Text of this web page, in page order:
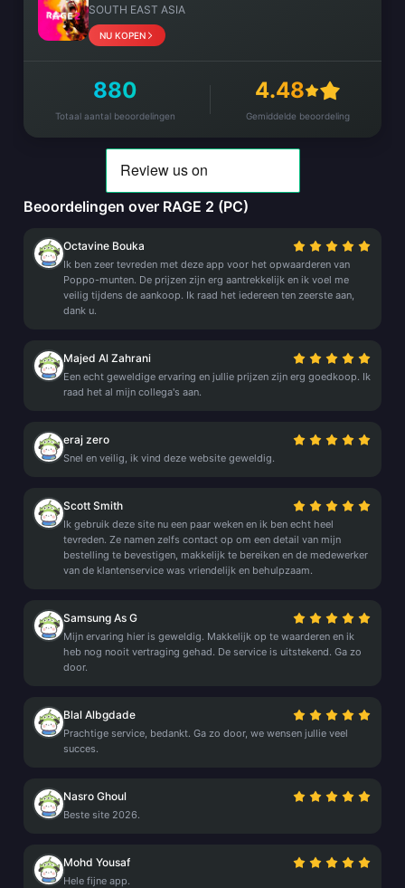
SOUTH EAST ASIA
NU KOPEN
880
Totaal aantal beoordelingen
4.48
Gemiddelde beoordeling
Beoordelingen over RAGE 2 (PC)
Octavine Bouka
Ik ben zeer tevreden met deze app voor het opwaarderen van
Poppo-munten. De prijzen zijn erg aantrekkelijk en ik voel me
veilig tijdens de aankoop. Ik raad het iedereen ten zeerste aan,
dank u.
Majed Al Zahrani
Een echt geweldige ervaring en jullie prijzen zijn erg goedkoop. Ik
raad het al mijn collega's aan.
eraj zero
Snel en veilig, ik vind deze website geweldig.
Scott Smith
Ik gebruik deze site nu een paar weken en ik ben echt heel
tevreden. Ze namen zelfs contact op om een detail van mijn
bestelling te bevestigen, makkelijk te bereiken en de medewerker
van de klantenservice was vriendelijk en behulpzaam.
Samsung As G
Mijn ervaring hier is geweldig. Makkelijk op te waarderen en ik
heb nog nooit vertraging gehad. De service is uitstekend. Ga zo
door.
Blal Albgdade
Prachtige service, bedankt. Ga zo door, we wensen jullie veel
succes.
Nasro Ghoul
Beste site 2026.
Mohd Yousaf
Hele fijne app.